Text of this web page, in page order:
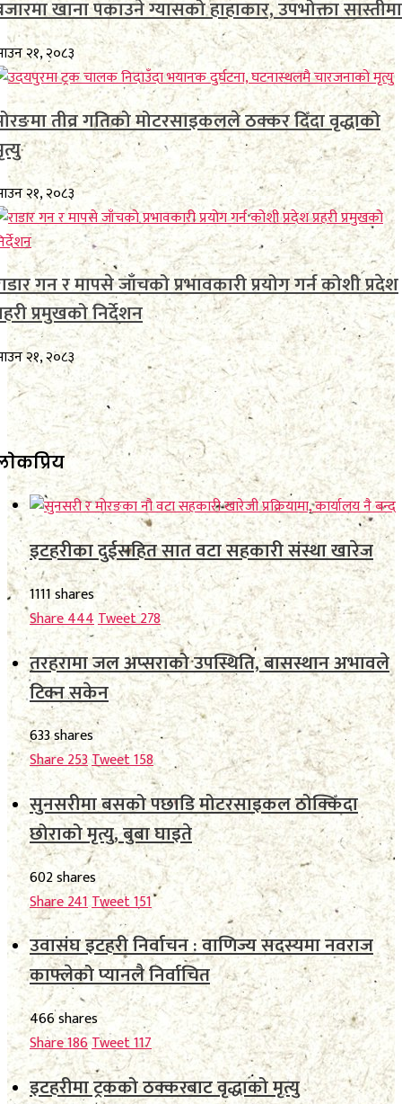
खाना पकाउने ग्यासको हाहाकार, उपभोक्ता सास्तीमा
२१, २०८३
तीव्र गतिको मोटरसाइकलले ठक्कर दिँदा वृद्धाको
२१, २०८३
गन र मापसे जाँचको प्रभावकारी प्रयोग गर्न कोशी प्रदेश
प्रमुखको निर्देशन
२१, २०८३
इटहरीका दुईसहित सात वटा सहकारी संस्था खारेज
1111 shares
Share444Tweet278
तरहरामा जल अप्सराको उपस्थिति, बासस्थान अभावले
टिक्न सकेन
633 shares
Share253Tweet158
सुनसरीमा बसको पछाडि मोटरसाइकल ठोक्किँदा
छोराको मृत्यु, बुबा घाइते
602 shares
Share241Tweet151
उवासंघ इटहरी निर्वाचन : वाणिज्य सदस्यमा नवराज
काफ्लेको प्यानलै निर्वाचित
466 shares
Share186Tweet117
इटहरीमा ट्रकको ठक्करबाट वृद्धाको मृत्यु